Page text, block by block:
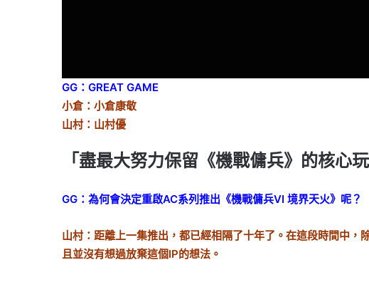
GG：GREAT GAME
小倉：小倉康敬
山村：山村優
「盡最大努力保留《機戰傭兵》的核心
GG：為何會決定重啟AC系列推出《機戰傭兵VI 境界天火》呢？
山村：距離上一集推出，都已經相隔了十年了。在這段時間中
且並沒有想過放棄這個IP的想法。